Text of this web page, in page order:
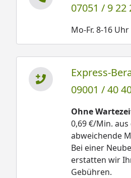
07051 / 9 22
Mo-Fr. 8-16 Uhr
Express-
09001 / 40
Ohne
0,69 €/Min.
abweichende
Bei einer
erstatten wir
Gebühren.